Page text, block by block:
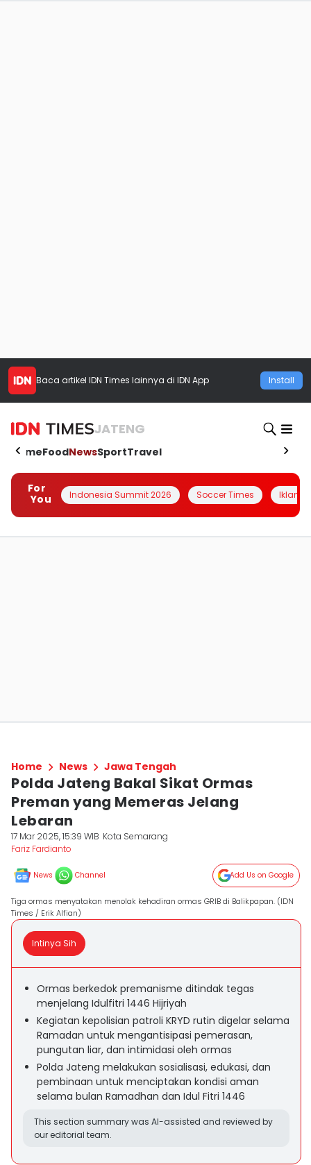
Baca artikel IDN Times lainnya di IDN App Install
JATENG
HomeFoodNewsSportTravel
For
You
Indonesia Summit 2026 Soccer Times Iklanin
Home News Jawa Tengah
Polda Jateng Bakal Sikat Ormas
Preman yang Memeras Jelang
Lebaran
17 Mar 2025, 15:39 WIB Kota Semarang
Fariz Fardianto
News Channel Add Us on Google
Tiga ormas menyatakan menolak kehadiran ormas GRIB di Balikpapan. (IDN
Times / Erik Alfian)
Intinya Sih
Ormas berkedok premanisme ditindak tegas
menjelang Idulfitri 1446 Hijriyah
Kegiatan kepolisian patroli KRYD rutin digelar selama
Ramadan untuk mengantisipasi pemerasan,
pungutan liar, dan intimidasi oleh ormas
Polda Jateng melakukan sosialisasi, edukasi, dan
pembinaan untuk menciptakan kondisi aman
selama bulan Ramadhan dan Idul Fitri 1446
This section summary was AI-assisted and reviewed by
our editorial team.